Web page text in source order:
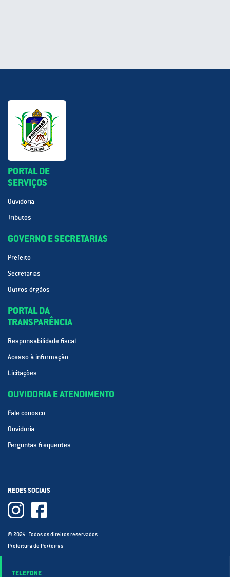
PORTAL DE
SERVIÇOS
Ouvidoria
Tributos
GOVERNO E SECRETARIAS
Prefeito
Secretarias
Outros órgãos
PORTAL DA
TRANSPARÊNCIA
Responsabilidade fiscal
Acesso à informação
Licitações
OUVIDORIA E ATENDIMENTO
Fale conosco
Ouvidoria
Perguntas frequentes
REDES SOCIAIS
© 2025 - Todos os direitos reservados
Prefeitura de Porteiras
TELEFONE